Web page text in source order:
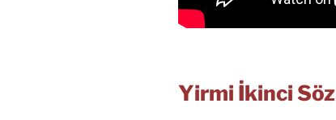
Yirmi İkinci Söz